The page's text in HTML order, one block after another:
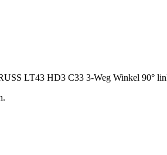
LT43 HD3 C33 3-Weg Winkel 90°